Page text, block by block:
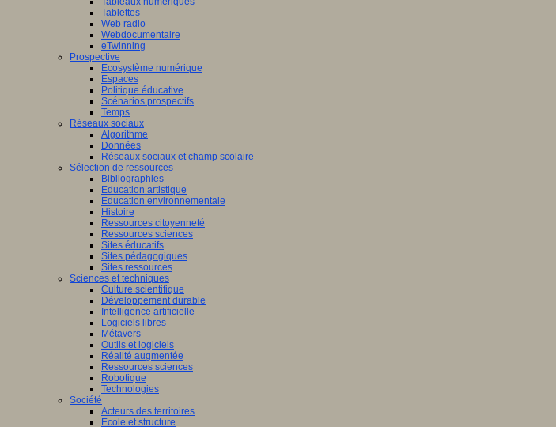
Tablettes
Web radio
Webdocumentaire
eTwinning
Prospective
Ecosystème numérique
Espaces
Politique éducative
Scénarios prospectifs
Temps
Réseaux sociaux
Algorithme
Données
Réseaux sociaux et champ scolaire
Sélection de ressources
Bibliographies
Education artistique
Education environnementale
Histoire
Ressources citoyenneté
Ressources sciences
Sites éducatifs
Sites pédagogiques
Sites ressources
Sciences et techniques
Culture scientifique
Développement durable
Intelligence artificielle
Logiciels libres
Métavers
Outils et logiciels
Réalité augmentée
Ressources sciences
Robotique
Technologies
Société
Acteurs des territoires
Ecole et structure